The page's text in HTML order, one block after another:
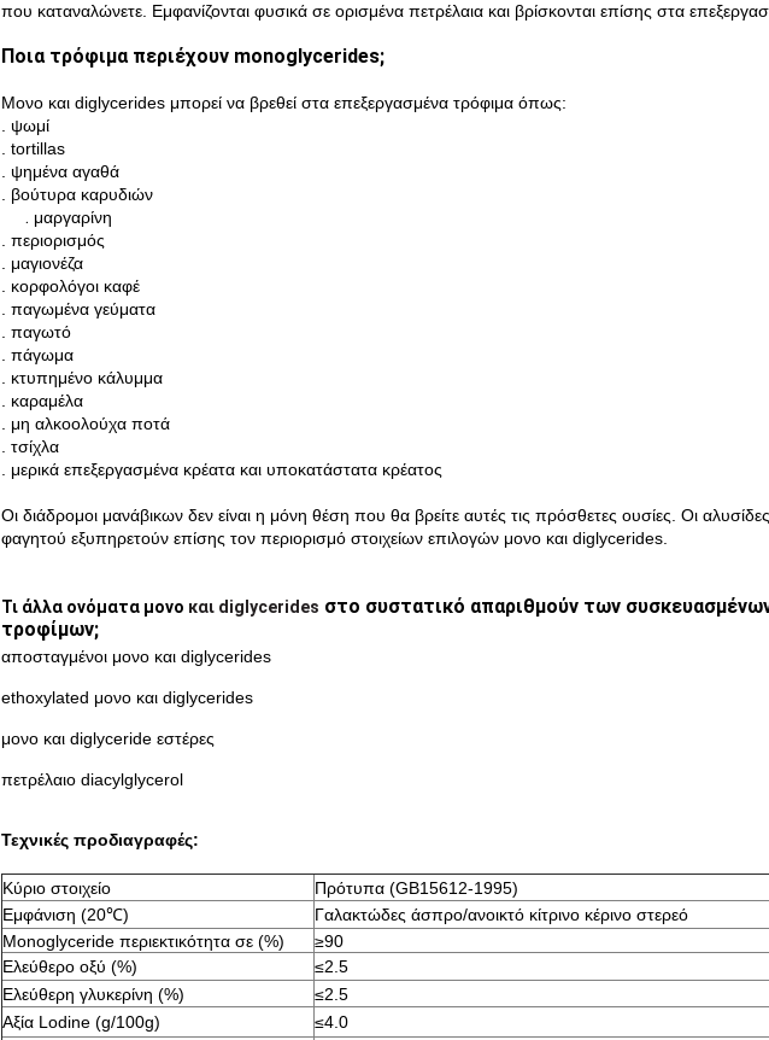
που καταναλώνετε. Εμφανίζονται φυσικά σε ορισμένα πετρέλαια και βρίσκονται επίσης στα
Ποια τρόφιμα περιέχουν monoglycerides;
Μονο και diglycerides μπορεί να βρεθεί στα επεξεργασμένα τρόφιμα όπως:
. ψωμί
. tortillas
. ψημένα αγαθά
. βούτυρα καρυδιών
. μαργαρίνη
. περιορισμός
. μαγιονέζα
. κορφολόγοι καφέ
. παγωμένα γεύματα
. παγωτό
. πάγωμα
. κτυπημένο κάλυμμα
. καραμέλα
. μη αλκοολούχα ποτά
. τσίχλα
. μερικά επεξεργασμένα κρέατα και υποκατάστατα κρέατος
Οι διάδρομοι μανάβικων δεν είναι η μόνη θέση που θα βρείτε αυτές τις πρόσθετες ουσίες. Οι
φαγητού εξυπηρετούν επίσης τον περιορισμό στοιχείων επιλογών μονο και diglycerides.
Τι άλλα ονόματα μονο και diglycerides στο συστατικό απαριθμούν των
τροφίμων;
αποσταγμένοι μονο και diglycerides
ethoxylated μονο και diglycerides
μονο και diglyceride εστέρες
πετρέλαιο diacylglycerol
Τεχνικές προδιαγραφές:
Κύριο στοιχείο
Πρότυπα (GB15612-1995)
Εμφάνιση (20℃)
Γαλακτώδες άσπρο/ανοικτό κίτρινο κέρινο στερεό
Monoglyceride περιεκτικότητα σε (%)
≥90
Ελεύθερο οξύ (%)
≤2.5
Ελεύθερη γλυκερίνη (%)
≤2.5
Αξία Lodine (g/100g)
≤4.0